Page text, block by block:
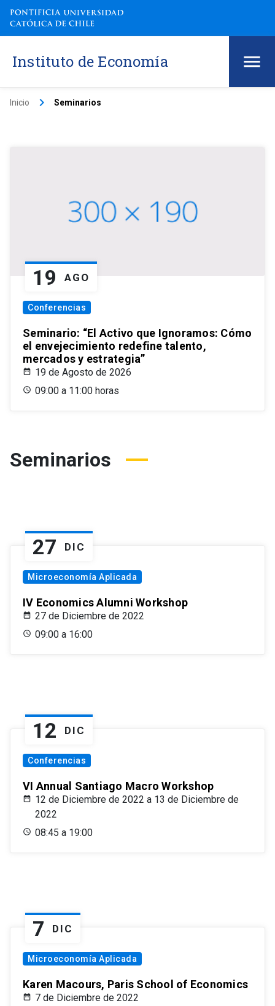
Instituto de Economía
Inicio keyboard_arrow_right Seminarios
19 AGO
Conferencias
Seminario: “El Activo que Ignoramos: Cómo
el envejecimiento redefine talento,
mercados y estrategia”
19 de Agosto de 2026
09:00 a 11:00 horas
Seminarios
27 DIC
Microeconomía Aplicada
IV Economics Alumni Workshop
27 de Diciembre de 2022
09:00 a 16:00
12 DIC
Conferencias
VI Annual Santiago Macro Workshop
12 de Diciembre de 2022 a 13 de Diciembre de
2022
08:45 a 19:00
7 DIC
Microeconomía Aplicada
Karen Macours, Paris School of Economics
7 de Diciembre de 2022